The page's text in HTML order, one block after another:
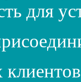
для